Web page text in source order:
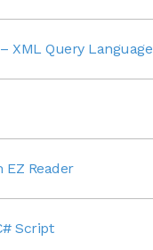
XML Query Language
EZ Reader
Script